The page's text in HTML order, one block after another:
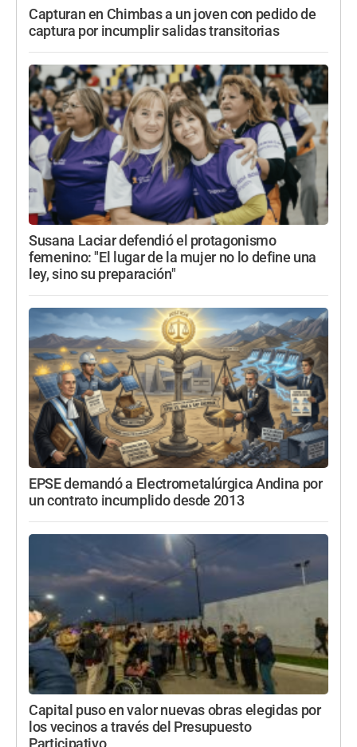
Capturan en Chimbas a un joven con pedido de
captura por incumplir salidas transitorias
Susana Laciar defendió el protagonismo
femenino: "El lugar de la mujer no lo define una
ley, sino su preparación"
EPSE demandó a Electrometalúrgica Andina por
un contrato incumplido desde 2013
Capital puso en valor nuevas obras elegidas por
los vecinos a través del Presupuesto
Participativo